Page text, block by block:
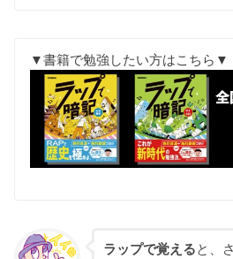
▼書籍で勉強したい方はこちら▼
ラップで覚えると、